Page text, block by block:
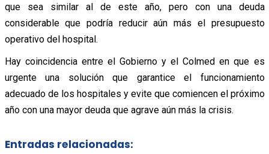
que sea similar al de este año, pero con una deuda
considerable que podría reducir aún más el presupuesto
operativo del hospital.
Hay coincidencia entre el Gobierno y el Colmed en que es
urgente una solución que garantice el funcionamiento
adecuado de los hospitales y evite que comiencen el próximo
año con una mayor deuda que agrave aún más la crisis.
Entradas relacionadas: